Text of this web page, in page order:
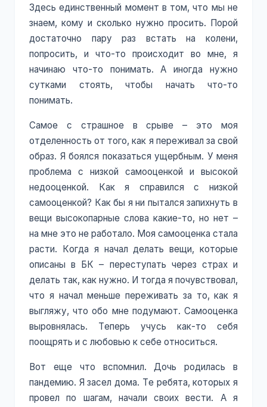
Здесь единственный момент в том, что мы не
знаем, кому и сколько нужно просить. Порой
достаточно пару раз встать на колени,
попросить, и что-то происходит во мне, я
начинаю что-то понимать. А иногда нужно
сутками стоять, чтобы начать что-то
понимать.
Самое с страшное в срыве – это моя
отделенность от того, как я переживал за свой
образ. Я боялся показаться ущербным. У меня
проблема с низкой самооценкой и высокой
недооценкой. Как я справился с низкой
самооценкой? Как бы я ни пытался запихнуть в
вещи высокопарные слова какие-то, но нет –
на мне это не работало. Моя самооценка стала
расти. Когда я начал делать вещи, которые
описаны в БК – переступать через страх и
делать так, как нужно. И тогда я почувствовал,
что я начал меньше переживать за то, как я
выгляжу, что обо мне подумают. Самооценка
выровнялась. Теперь учусь как-то себя
поощрять и с любовью к себе относиться.
Вот еще что вспомнил. Дочь родилась в
пандемию. Я засел дома. Те ребята, которых я
провел по шагам, начали своих вести. А я